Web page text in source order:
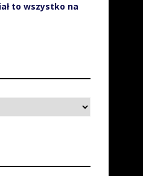
to wszystko na